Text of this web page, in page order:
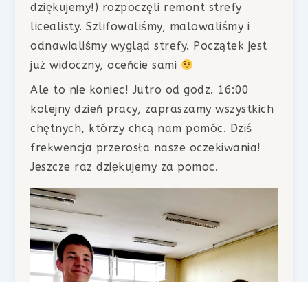
dziękujemy!) rozpoczęli remont strefy
licealisty. Szlifowaliśmy, malowaliśmy i
odnawialiśmy wygląd strefy. Początek jest
już widoczny, oceńcie sami
Ale to nie koniec! Jutro od godz. 16:00
kolejny dzień pracy, zapraszamy wszystkich
chętnych, którzy chcą nam pomóc. Dziś
frekwencja przerosła nasze oczekiwania!
Jeszcze raz dziękujemy za pomoc.